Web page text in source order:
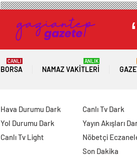
BORSA
CANLI
NAMAZ VAKITLERI
ANLIK
Hava Durumu Dark
Yol Durumu Dark
Canlı Tv Light
Canlı Tv Dark
Yayın Akışları
Nöbetçi
Son Dakika